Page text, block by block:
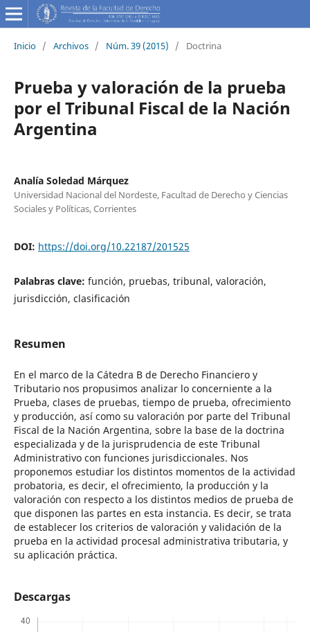
Inicio / Archivos / Núm. 39 (2015) / Doctrina
Prueba y valoración de la prueba
por el Tribunal Fiscal de la Nación
Argentina
Analía Soledad Márquez
Universidad Nacional del Nordeste, Facultad de Derecho y Ciencias
Sociales y Políticas, Corrientes
DOI: https://doi.org/10.22187/201525
Palabras clave: función, pruebas, tribunal, valoración,
jurisdicción, clasificación
Resumen
En el marco de la Cátedra B de Derecho Financiero y
Tributario nos propusimos analizar lo concerniente a la
Prueba, clases de pruebas, tiempo de prueba, ofrecimiento
y producción, así como su valoración por parte del Tribunal
Fiscal de la Nación Argentina, sobre la base de la doctrina
especializada y de la jurisprudencia de este Tribunal
Administrativo con funciones jurisdiccionales. Nos
proponemos estudiar los distintos momentos de la actividad
probatoria, es decir, el ofrecimiento, la producción y la
valoración con respecto a los distintos medios de prueba de
que disponen las partes en esta instancia. Es decir, se trata
de establecer los criterios de valoración y validación de la
prueba en la actividad procesal administrativa tributaria, y
su aplicación práctica.
Descargas